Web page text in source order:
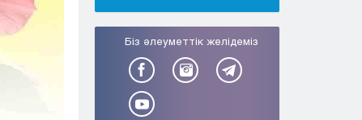
Шымкент
Біз әлеуметтік желідеміз